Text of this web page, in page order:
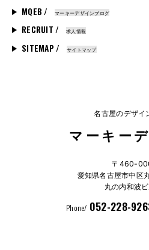
MQEB / マーキーデザインブログ
RECRUIT / 求人情報
SITEMAP / サイトマップ
名古屋のデザイ
マーキー
〒460-
愛知県名古屋市中区
丸の内和波
Phone/ 052-228-